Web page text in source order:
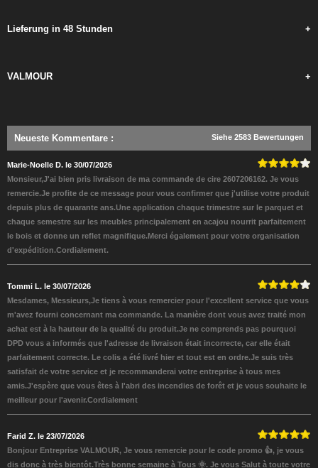
Lieferung in 48 Stunden +
VALMOUR +
Neueste Kommentare : Siehe 2583 Bewertungen
Marie-Noelle D. le 30/07/2026
Monsieur,J'ai bien pris livraison de ma commande de cire 2607206162. Je vous
remercie.Je profite de ce message pour vous confirmer que j'utilise votre produit
depuis plus de quarante ans.Une application chaque trimestre sur le parquet et
chaque semestre sur les meubles principalement en acajou nourrit parfaitement
le bois et donne un reflet magnifique.Merci également pour votre organisation
d'expédition.Cordialement.
Tommi L. le 30/07/2026
Mesdames, Messieurs,Je tiens à vous remercier pour l'excellent service que vous
m'avez fourni concernant ma commande. La manière dont vous avez traité mon
achat est à la hauteur de la qualité du produit.Je ne comprends pas pourquoi
DPD vous a informés que l'adresse de livraison était incorrecte, car elle était
parfaitement correcte. Le colis a été livré hier et tout est en ordre.Je suis très
satisfait de votre service et je recommanderai votre entreprise à tous mes
amis.J'espère que vous êtes à l'abri des incendies de forêt et je vous souhaite le
meilleur pour l'avenir.Cordialement
Farid Z. le 23/07/2026
Bonjour Entreprise VALMOUR, Je vous remercie pour le code promo 👍, je vous
dis donc à très bientôt.Très bonne semaine à Tous 🌞. Je vous Salut à toute votre